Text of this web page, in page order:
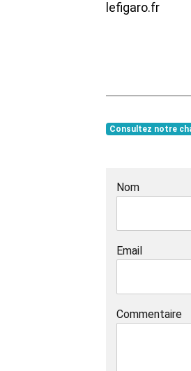
lefigaro.fr
Consultez notre
Nom
Email
Commentaire